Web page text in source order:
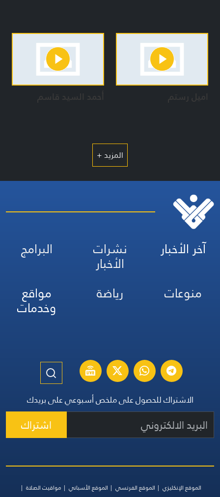
اميل رستم أحمد السيد قاسم
المزيد +
آخر الأخبار نشرات
الأخبار
البرامج
منوعات
رياضة مواقع
وخدمات
الاشتراك للحصول على ملخص أسبوعي على بريدك
اشتراك
الموقع الإنكليزي الموقع الفرنسي الموقع الأسباني
مواقيت الصلاة